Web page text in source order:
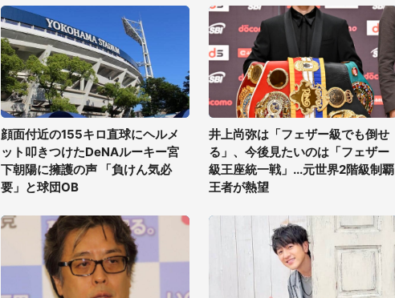
顔面付近の155キロ直球にヘルメ
ット叩きつけたDeNAルーキー宮
下朝陽に擁護の声 「負けん気必
要」と球団OB
井上尚弥は「フェザー級でも倒せ
る」、今後見たいのは「フェザー
級王座統一戦」...元世界2階級制覇
王者が熱望